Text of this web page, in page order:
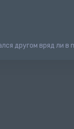
другом вряд ли